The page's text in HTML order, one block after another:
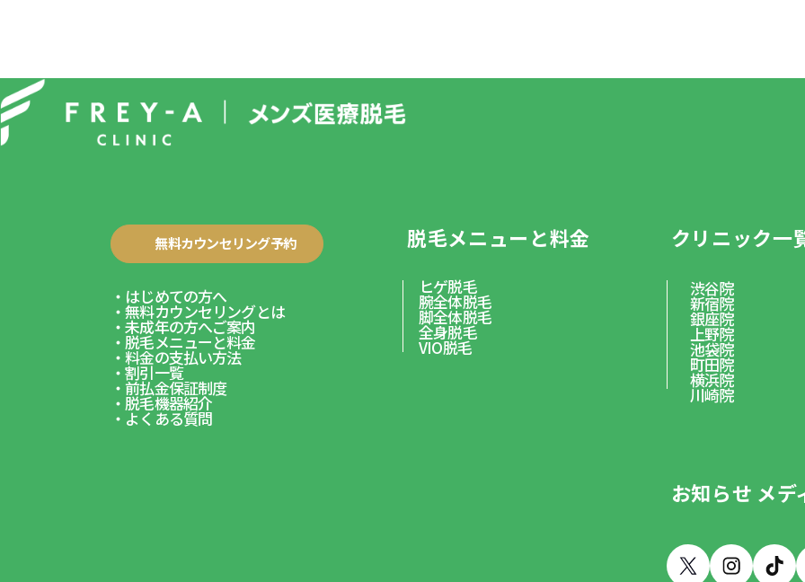
無料カウンセリング予約
はじめての方へ
無料カウンセリングとは
未成年の方へご案内
脱毛メニューと料金
料金の支払い方法
割引一覧
前払金保証制度
脱毛機器紹介
よくある質問
脱毛メニューと料金
ヒゲ脱毛
腕全体脱毛
脚全体脱毛
全身脱毛
VIO脱毛
クリニック一
渋谷院
新宿院
銀座院
上野院
池袋院
町田院
横浜院
川崎院
お知らせ メデ